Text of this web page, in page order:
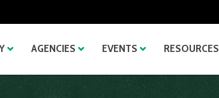
AGENCIES EVENTS RESOURCES